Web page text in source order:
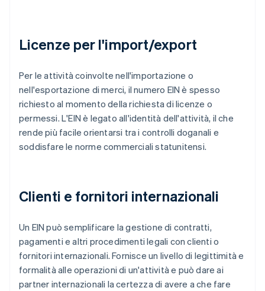
Licenze per l'import/export
Per le attività coinvolte nell'importazione o
nell'esportazione di merci, il numero EIN è spesso
richiesto al momento della richiesta di licenze o
permessi. L'EIN è legato all'identità dell'attività, il che
rende più facile orientarsi tra i controlli doganali e
soddisfare le norme commerciali statunitensi.
Clienti e fornitori internazionali
Un EIN può semplificare la gestione di contratti,
pagamenti e altri procedimenti legali con clienti o
fornitori internazionali. Fornisce un livello di legittimità e
formalità alle operazioni di un'attività e può dare ai
partner internazionali la certezza di avere a che fare